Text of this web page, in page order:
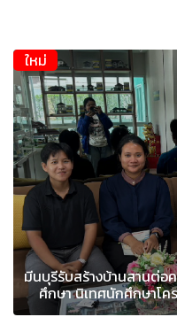
ใหม่
มีนบุรีรับสร้างบ้านสานต่อ
ศึกษา นิเทศนักศึกษาโค